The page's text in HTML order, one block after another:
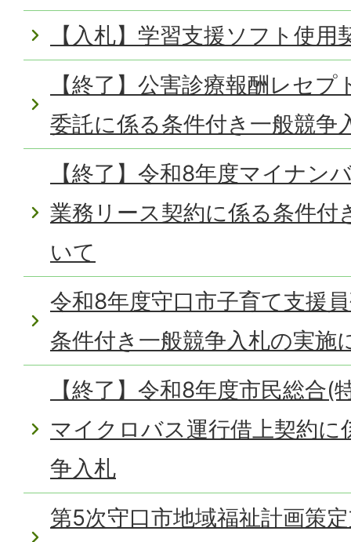
【入札】学習支援ソフト使
【終了】公害診療報酬レセ
委託に係る条件付き一般競争
【終了】令和8年度マイナン
業務リース契約に係る条件付
いて
令和8年度守口市子育て支援
条件付き一般競争入札の実施
【終了】令和8年度市民総合(
マイクロバス運行借上契約に
争入札
第5次守口市地域福祉計画策